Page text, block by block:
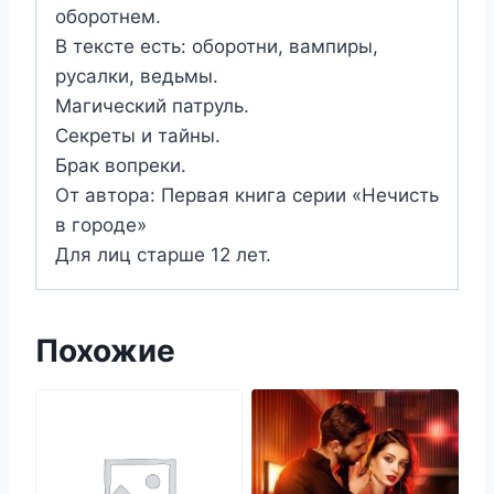
оборотнем.
В тексте есть: оборотни, вампиры,
русалки, ведьмы.
Магический патруль.
Секреты и тайны.
Брак вопреки.
От автора: Первая книга серии «Нечисть
в городе»
Для лиц старше 12 лет.
Похожие